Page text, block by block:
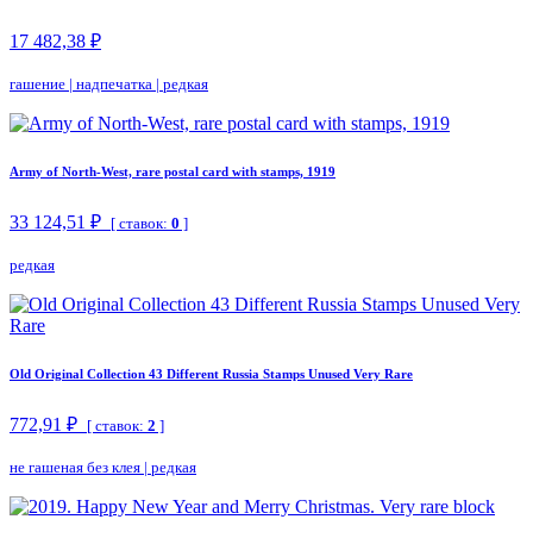
17 482,38 ₽
гашение | надпечатка | редкая
Army of North-West, rare postal card with stamps, 1919
33 124,51 ₽ [ ставок: 0 ]
редкая
Old Original Collection 43 Different Russia Stamps Unused Very Rare
772,91 ₽ [ ставок: 2 ]
не гашеная без клея | редкая